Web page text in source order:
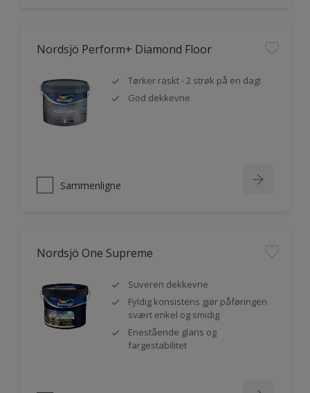
Nordsjö Perform+ Diamond Floor
Tørker raskt - 2 strøk på en dag!
God dekkevne
Sammenligne
Nordsjö One Supreme
Suveren dekkevne
Fyldig konsistens gjør påføringen
svært enkel og smidig
Enestående glans og
fargestabilitet